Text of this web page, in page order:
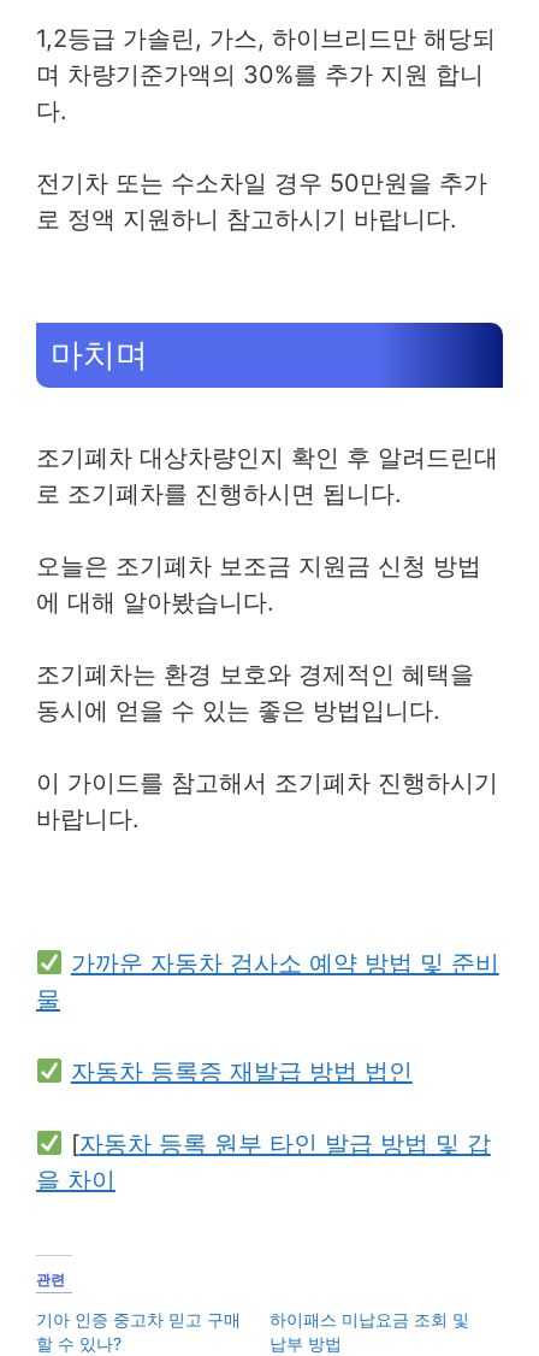
1,2등급 가솔린, 가스, 하이브리드만 해당되
며 차량기준가액의 30%를 추가 지원 합니
다.
전기차 또는 수소차일 경우 50만원을 추가
로 정액 지원하니 참고하시기 바랍니다.
마치며
조기폐차 대상차량인지 확인 후 알려드린대
로 조기폐차를 진행하시면 됩니다.
오늘은 조기폐차 보조금 지원금 신청 방법
에 대해 알아봤습니다.
조기폐차는 환경 보호와 경제적인 혜택을
동시에 얻을 수 있는 좋은 방법입니다.
이 가이드를 참고해서 조기폐차 진행하시기
바랍니다.
가까운 자동차 검사소 예약 방법 및 준비
물
자동차 등록증 재발급 방법 법인
[자동차 등록 원부 타인 발급 방법 및 갑
을 차이
관련
기아 인증 중고차 믿고 구매
할 수 있나?
하이패스 미납요금 조회 및
납부 방법